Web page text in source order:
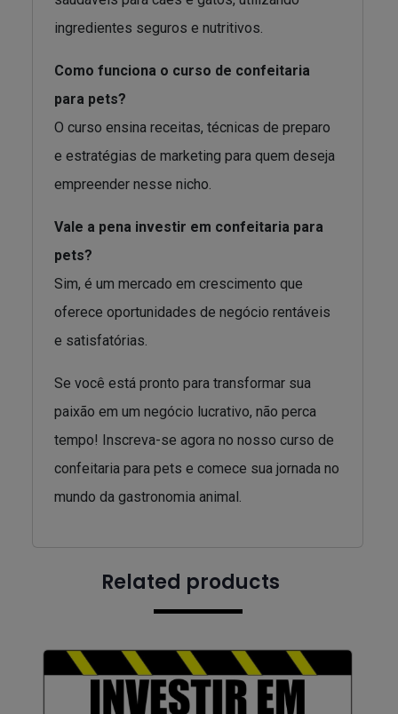
ingredientes seguros e nutritivos.
Como funciona o curso de confeitaria
para pets?
O curso ensina receitas, técnicas de preparo
e estratégias de marketing para quem deseja
empreender nesse nicho.
Vale a pena investir em confeitaria para
pets?
Sim, é um mercado em crescimento que
oferece oportunidades de negócio rentáveis
e satisfatórias.
Se você está pronto para transformar sua
paixão em um negócio lucrativo, não perca
tempo! Inscreva-se agora no nosso curso de
confeitaria para pets e comece sua jornada no
mundo da gastronomia animal.
Related products